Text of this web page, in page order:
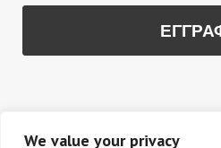
We value your privacy